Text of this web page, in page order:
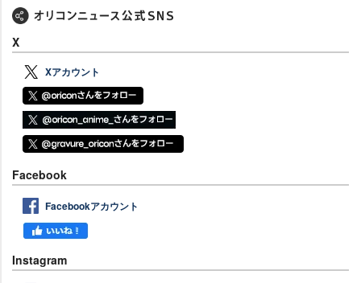
X
Xアカウント
Facebook
Facebookアカウント
Instagram